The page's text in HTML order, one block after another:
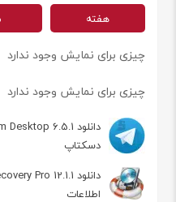
هفته
چیزی برای نمایش وجود ندارد
چیزی برای نمایش وجود ندارد
دسکتاپ
اطلاعات